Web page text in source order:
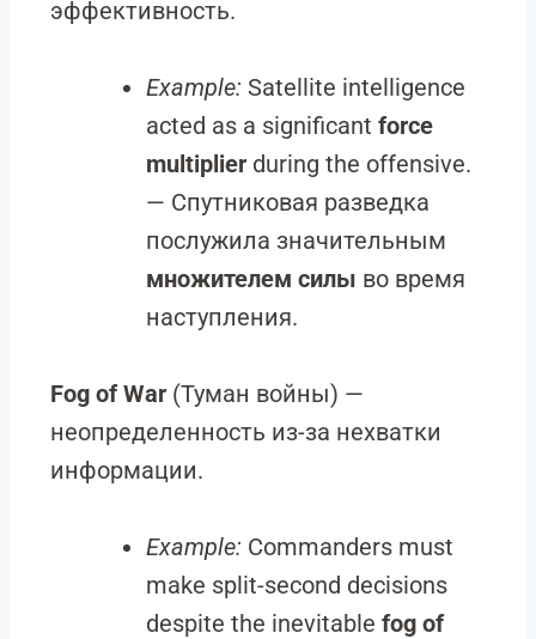
эффективность.
Example: Satellite intelligence
acted as a significant force
multiplier during the offensive.
— Спутниковая разведка
послужила значительным
множителем силы во время
наступления.
Fog of War (Туман войны) —
неопределенность из-за нехватки
информации.
Example: Commanders must
make split-second decisions
despite the inevitable fog of